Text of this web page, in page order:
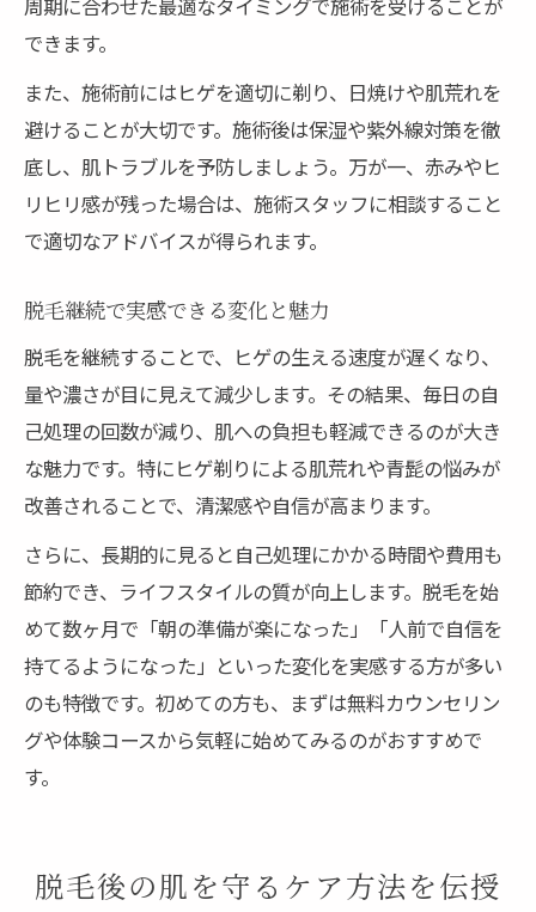
周期に合わせた最適なタイミングで施術を受けることが
できます。
また、施術前にはヒゲを適切に剃り、日焼けや肌荒れを
避けることが大切です。施術後は保湿や紫外線対策を徹
底し、肌トラブルを予防しましょう。万が一、赤みやヒ
リヒリ感が残った場合は、施術スタッフに相談すること
で適切なアドバイスが得られます。
脱毛継続で実感できる変化と魅力
脱毛を継続することで、ヒゲの生える速度が遅くなり、
量や濃さが目に見えて減少します。その結果、毎日の自
己処理の回数が減り、肌への負担も軽減できるのが大き
な魅力です。特にヒゲ剃りによる肌荒れや青髭の悩みが
改善されることで、清潔感や自信が高まります。
さらに、長期的に見ると自己処理にかかる時間や費用も
節約でき、ライフスタイルの質が向上します。脱毛を始
めて数ヶ月で「朝の準備が楽になった」「人前で自信を
持てるようになった」といった変化を実感する方が多い
のも特徴です。初めての方も、まずは無料カウンセリン
グや体験コースから気軽に始めてみるのがおすすめで
す。
脱毛後の肌を守るケア方法を伝授